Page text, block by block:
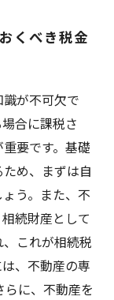
くべき税金
が不可欠で
合に課税さ
要です。基礎
め、まずは自
う。また、不
続財産として
これが相続税
、不動産の専
に、不動産を